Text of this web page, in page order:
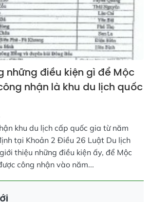
những điều kiện gì để Mộc
nhận là khu du lịch quốc
khu du lịch cấp quốc gia từ năm
tại Khoản 2 Điều 26 Luật Du lịch
thiệu những điều kiện ấy, để Mộc
công nhận vào năm...